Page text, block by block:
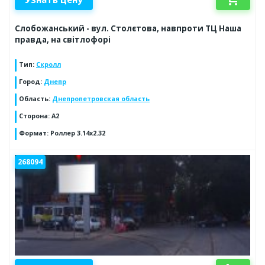
Слобожанський - вул. Столєтова, навпроти ТЦ Наша
правда, на світлофорі
Тип: Скролл
Город: Днепр
Область: Днепропетровская область
Сторона: А2
Формат: Роллер 3.14х2.32
268094